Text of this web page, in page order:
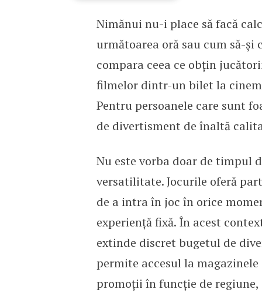
Adevăratul motiv
Nimănui nu-i place să facă
următoarea oră sau cum să-
compara ceea ce obțin
filmelor dintr-un bilet la
Pentru persoanele care sunt
de divertisment de înaltă
Nu este vorba doar de timpul
versatilitate. Jocurile oferă
de a intra în joc în orice
experiență fixă. În acest
extinde discret bugetul de
permite accesul la
promoții în funcție de